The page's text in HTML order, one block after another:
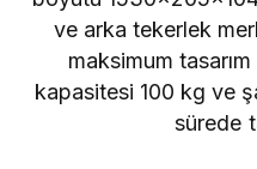
ve arka tekerlek
maksimum
kapasitesi 100 kg ve
sürede